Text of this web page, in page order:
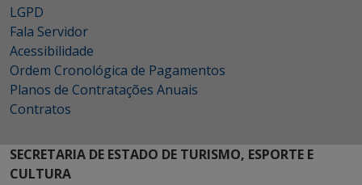
LGPD
Fala Servidor
Acessibilidade
Ordem Cronológica de Pagamentos
Planos de Contratações Anuais
Contratos
SECRETARIA DE ESTADO DE TURISMO, ESPORTE E
CULTURA